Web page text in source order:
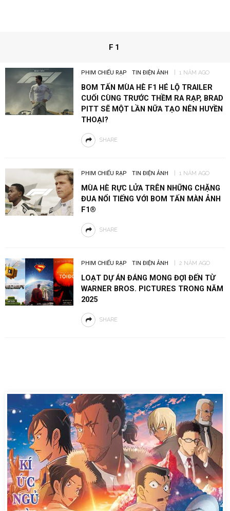
F1
PHIM CHIẾU RẠP TIN ĐIỆN ẢNH 1 NĂM AGO
BOM TẤN MÙA HÈ F1 HÉ LỘ TRAILER
CUỐI CÙNG TRƯỚC THỀM RA RẠP, BRAD
PITT SẼ MỘT LẦN NỮA TẠO NÊN HUYỀN
THOẠI?
SHARE
PHIM CHIẾU RẠP TIN ĐIỆN ẢNH 1 NĂM AGO
MÙA HÈ RỰC LỬA TRÊN NHỮNG CHẶNG
ĐUA NỔI TIẾNG VỚI BOM TẤN MÀN ẢNH
F1®
SHARE
PHIM CHIẾU RẠP TIN ĐIỆN ẢNH 2 NĂM AGO
LOẠT DỰ ÁN ĐÁNG MONG ĐỢI ĐẾN TỪ
WARNER BROS. PICTURES TRONG NĂM
2025
SHARE